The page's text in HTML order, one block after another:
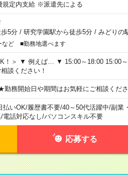
規定内支給 ※派遣先による
5分/ 研究学園駅から徒歩5分/ みどりの
など ■勤務地選べます
！＞ ▼ 例えば… ▼ 15:00～18:00 15:00
談ください！
務開始日や期間はお気軽にご相談くだ
払いOK/履歴書不要/40～50代活躍中/副業
/電話対応なし/パソコンスキル不要
応募する